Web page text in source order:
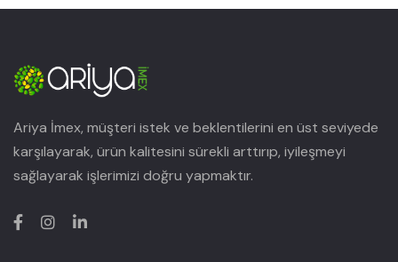
Ariya İmex, müşteri istek ve beklentilerini en üst seviyede
karşılayarak, ürün kalitesini sürekli arttırıp, iyileşmeyi
sağlayarak işlerimizi doğru yapmaktır.